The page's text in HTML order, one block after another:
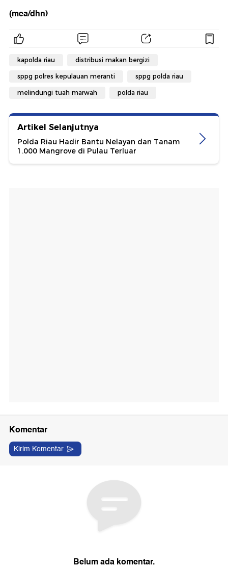
(mea/dhn)
kapolda riau distribusi makan bergizi
sppg polres kepulauan meranti sppg polda riau
melindungi tuah marwah polda riau
Artikel Selanjutnya
Polda Riau Hadir Bantu Nelayan dan Tanam
1.000 Mangrove di Pulau Terluar